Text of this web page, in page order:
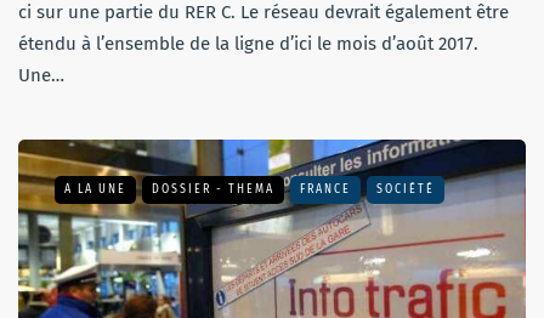
ci sur une partie du RER C. Le réseau devrait également être
étendu à l’ensemble de la ligne d’ici le mois d’août 2017.
Une…
A LA UNE DOSSIER - THEMA FRANCE SOCIÉTÉ